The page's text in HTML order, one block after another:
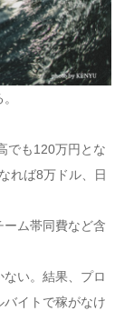
でも120万円とな
れば8万ドル、日
ム帯同費など含
い。結果、プロ
イトで稼がなけ